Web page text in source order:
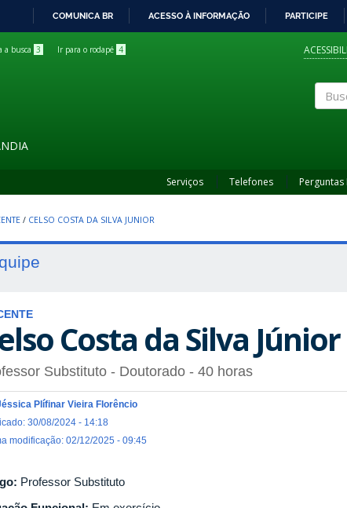
COMUNICA BR ACESSO À INFORMAÇÃO PARTICIPE
a busca 3 Ir para o rodapé 4
Serviços Telefones
/ CELSO COSTA DA SILVA JUNIOR
Costa da Silva Júnior
Substituto - Doutorado - 40 horas
Plífinar Vieira Florêncio
30/08/2024 - 14:18
modificação: 02/12/2025 - 09:45
Professor Substituto